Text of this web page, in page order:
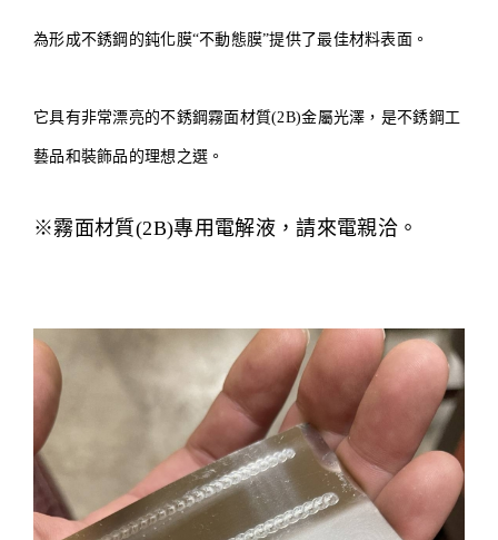
為形成不銹鋼的鈍化膜“不動態膜”提供了最佳材料表面。
它具有非常漂亮的不銹鋼霧面材質(2B)金屬光澤，是不銹鋼工
藝品和裝飾品的理想之選。
※霧面材質(2B)專用電解液，請來電親洽。